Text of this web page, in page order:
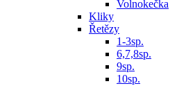
Volnokečka
Kliky
Řetězy
1-3sp.
6,7,8sp.
9sp.
10sp.